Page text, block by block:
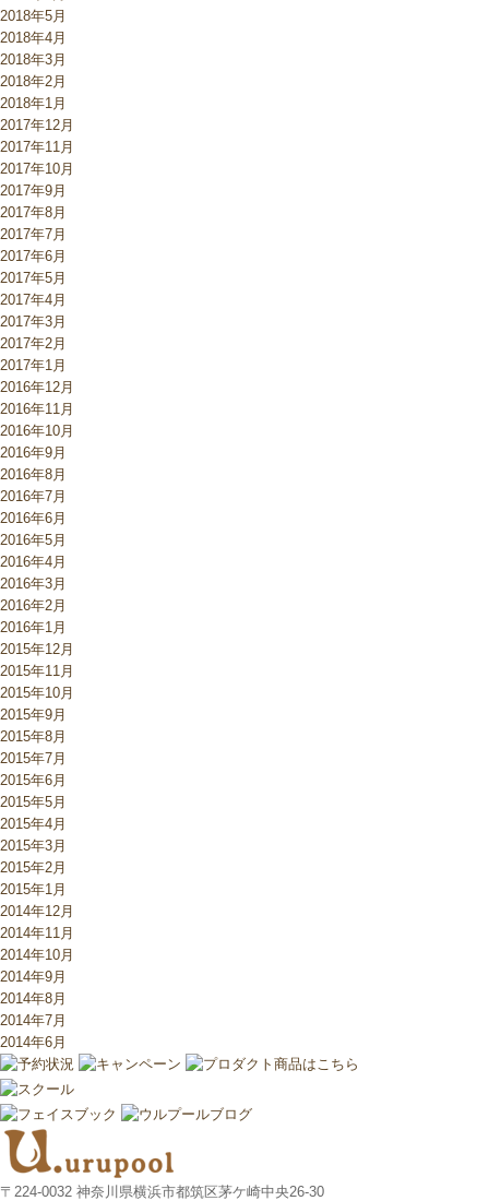
2018年5月
2018年4月
2018年3月
2018年2月
2018年1月
2017年12月
2017年11月
2017年10月
2017年9月
2017年8月
2017年7月
2017年6月
2017年5月
2017年4月
2017年3月
2017年2月
2017年1月
2016年12月
2016年11月
2016年10月
2016年9月
2016年8月
2016年7月
2016年6月
2016年5月
2016年4月
2016年3月
2016年2月
2016年1月
2015年12月
2015年11月
2015年10月
2015年9月
2015年8月
2015年7月
2015年6月
2015年5月
2015年4月
2015年3月
2015年2月
2015年1月
2014年12月
2014年11月
2014年10月
2014年9月
2014年8月
2014年7月
2014年6月
〒224-0032 神奈川県横浜市都筑区茅ケ崎中央26-30